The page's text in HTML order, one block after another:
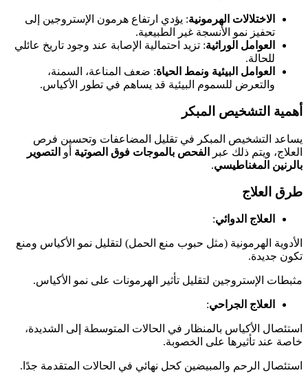
الاختلالات الهرمونية: يؤدي ارتفاع هرمون الإستروجين إلى
تحفيز نمو الأنسجة غير الطبيعية.
العوامل الوراثية: تزيد احتمالية الإصابة عند وجود تاريخ عائلي
للحالة.
العوامل البيئية ونمط الحياة: ضعف المناعة، السمنة،
والتعرض للسموم البيئية قد يساهم في تطور الأكياس.
أهمية التشخيص المبكر
يساعد التشخيص المبكر في تقليل المضاعفات وتحسين فرص
العلاج، ويتم ذلك عبر
الفحص بالموجات فوق الصوتية أو التصوير
بالرنين المغناطيسي.
طرق العلاج
العلاج الدوائي:
الأدوية الهرمونية (مثل حبوب منع الحمل) لتقليل نمو الأكياس ومنع
تكون جديدة.
مثبطات الإستروجين لتقليل تأثير الهرمونات على نمو الأكياس.
العلاج الجراحي:
استئصال الأكياس بالمنظار في الحالات المتوسطة إلى الشديدة،
خاصة عند تأثيرها على الخصوبة.
استئصال الرحم والمبيضين كحل نهائي في الحالات المتقدمة جدًا.